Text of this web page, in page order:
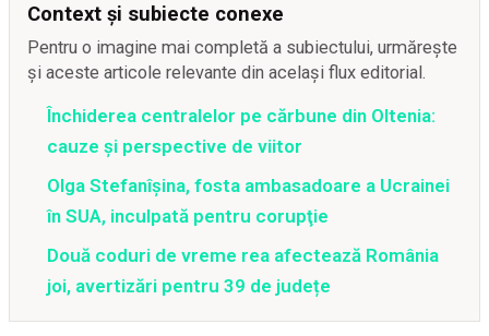
Context și subiecte conexe
Pentru o imagine mai completă a subiectului, urmărește
și aceste articole relevante din același flux editorial.
Închiderea centralelor pe cărbune din Oltenia:
cauze și perspective de viitor
Olga Stefanîşina, fosta ambasadoare a Ucrainei
în SUA, inculpată pentru corupţie
Două coduri de vreme rea afectează România
joi, avertizări pentru 39 de județe